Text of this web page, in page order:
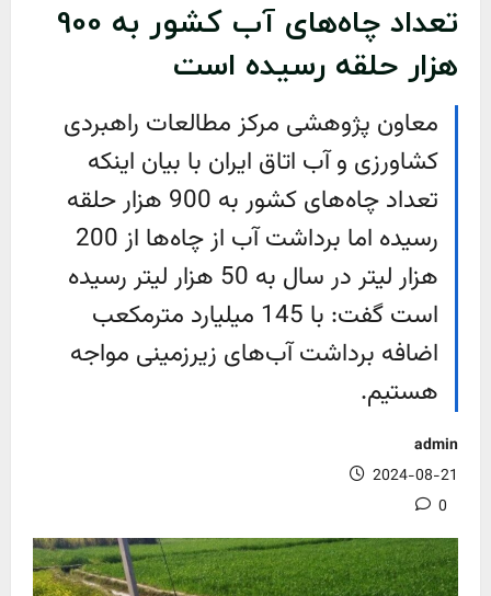
تعداد چاه‌های آب کشور به 900
هزار حلقه رسیده است
معاون پژوهشی مرکز مطالعات راهبردی
کشاورزی و آب اتاق ایران با بیان اینکه
تعداد چاه‌های کشور به 900 هزار حلقه
رسیده اما برداشت آب از چاه‌ها از 200
هزار لیتر در سال به 50 هزار لیتر رسیده
است گفت: با 145 میلیارد مترمکعب
اضافه برداشت آب‌های زیرزمینی مواجه
هستیم.
admin
2024-08-21
0